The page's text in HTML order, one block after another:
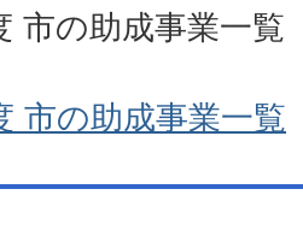
市の助成事業一覧
市の助成事業一覧